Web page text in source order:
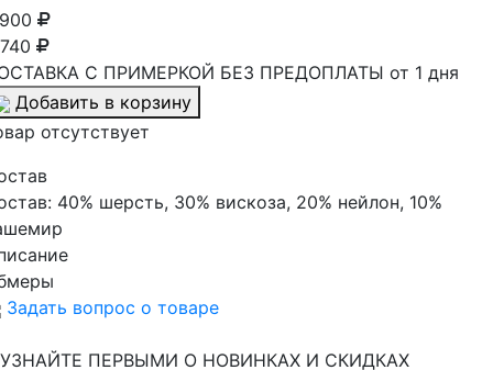
С ПРИМЕРКОЙ БЕЗ ПРЕДОПЛАТЫ от 1 дня
Добавить в корзину
отсутствует
40% шерсть, 30% вискоза, 20% нейлон, 10%
Задать вопрос о товаре
УЗНАЙТЕ ПЕРВЫМИ О НОВИНКАХ И СКИДКАХ